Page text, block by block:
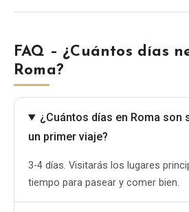
FAQ – ¿Cuántos días
Roma?
¿Cuántos días en Roma son
un primer viaje?
3-4 días. Visitarás los lugares
tiempo para pasear y comer bien.